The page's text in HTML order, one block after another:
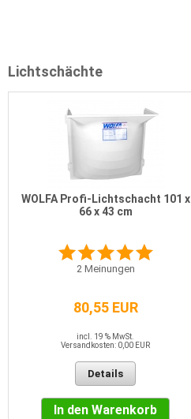
Lichtschächte
WOLFA Profi-Lichtschacht 101 x
66 x 43 cm
2Meinungen
80,55 EUR
incl. 19 % MwSt.
Versandkosten: 0,00 EUR
Details
In den Warenkorb